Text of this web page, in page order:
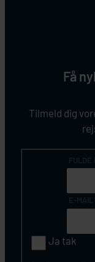
Få
Tilmeld dig
Ja tak